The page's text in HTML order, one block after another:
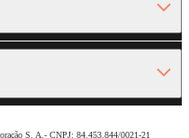
S. A.- CNPJ: 84.453.844/0021-21